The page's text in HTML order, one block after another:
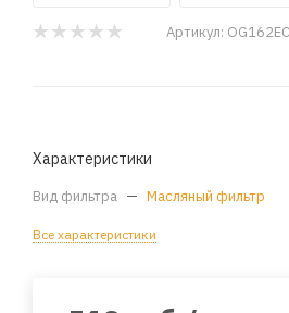
Артикул:
Характеристики
Вид фильтра — Масляный фильтр
Все характеристики